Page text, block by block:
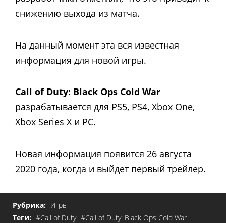
снижению выхода из матча.
На данный момент эта вся известная
информация для новой игры.
Call of Duty: Black Ops Cold War
разрабатывается для PS5, PS4, Xbox One,
Xbox Series X и PC.
Новая информация появится 26 августа
2020 года, когда и выйдет первый трейлер.
Рубрика: Игры
Теги: #Call of Duty #Call of Duty: Black Ops Cold War